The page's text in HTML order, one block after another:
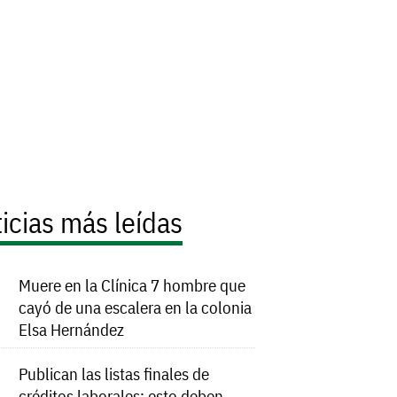
más leídas
Muere en la Clínica 7 hombre que
cayó de una escalera en la colonia
Elsa Hernández
Publican las listas finales de